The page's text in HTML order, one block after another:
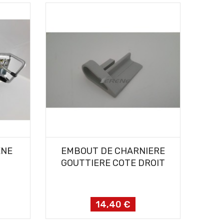
AJOUTER AU PANIER
EMBOUT DE CHARNIERE
GOUTTIERE COTE DROIT
Prix
14,40 €